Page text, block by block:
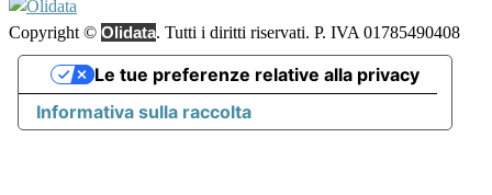
Copyright © Olidata. Tutti i diritti riservati. P. IVA 01785490408
Informativa sulla raccolta
Le tue preferenze relative alla privacy